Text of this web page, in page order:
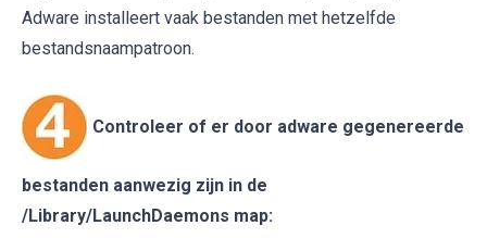
Adware installeert vaak bestanden met hetzelfde
bestandsnaampatroon.
Controleer of er door adware gegenereerde
bestanden aanwezig zijn in de
/Library/LaunchDaemons map: